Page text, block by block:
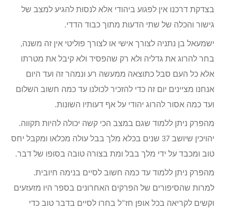
בצדקת דרכנו אין לפגוע ביהודי אלא לנסות להגיע למצב של
גישור והכלה של שתי הדעות מתוך כבוד הדדי.
ישמעאל בן נתניה לצורך אישי או לצורך פוליטי אין זה משנה,
בחר להרוג את גדליה ולא רק שהפסיד ולא קיבל את מטרתו
אלא כל העם סבל כתוצאה ממעשה רע ונמהר זה ועד היום
אנחנו מציינים יום זה כדי להזכיר לכולנו עד כמה חשוב השלום
ועד כמה אסור להרוג יהודי על אף דעותיו השונות.
מהפרק ניתן ללמוד שגם במצב הכי קשה יכולה להיות תקווה.
יהויכין שיושב 37 שנים בכלא מלך בבל עולה מכלאו ומקבל יחס
טוב ומכבד על ידי מלך בבל ומת בצורה טובה בסופו של דבר.
מהפרק ניתן ללמוד עד כמה חשוב לסיים בנימה חיובית.
למרות שהסיפורים של הפרקים האחרונים בספר היו מזעזעים
וקשים לקריאה בכל אופן חז”ל בחרו לסיים בדבר טוב כדי